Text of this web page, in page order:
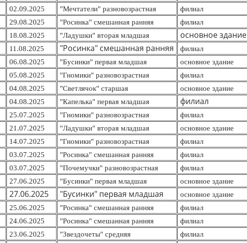
02.09.2025 "Мечтатели" разновозрастная филиал
29.08.2025 "Росинка" смешанная ранняя филиал
18.08.2025 "Ладушки" вторая младшая основное здание
11.08.2025 "Росинка" смешанная ранняя филиал
06.08.2025 "Бусинки" первая младшая основное здание
05.08.2025 "Гномики" разновозрастная филиал
04.08.2025 "Светлячок" старшая основное здание
04.08.2025 "Капелька" первая младшая филиал
25.07.2025 "Гномики" разновозрастная филиал
21.07.2025 "Ладушки" вторая младшая основное здание
14.07.2025 "Гномики" разновозрастная филиал
03.07.2025 "Росинка" смешанная ранняя филиал
03.07.2025 "Почемучки" разновозрастная филиал
27.06.2025 "Бусинки" первая младшая основное здание
27.06.2025 "Бусинки" первая младшая основное здание
25.06.2025 "Росинка" смешанная ранняя филиал
24.06.2025 "Росинка" смешанная ранняя филиал
23.06.2025 "Звездочеты" средняя филиал